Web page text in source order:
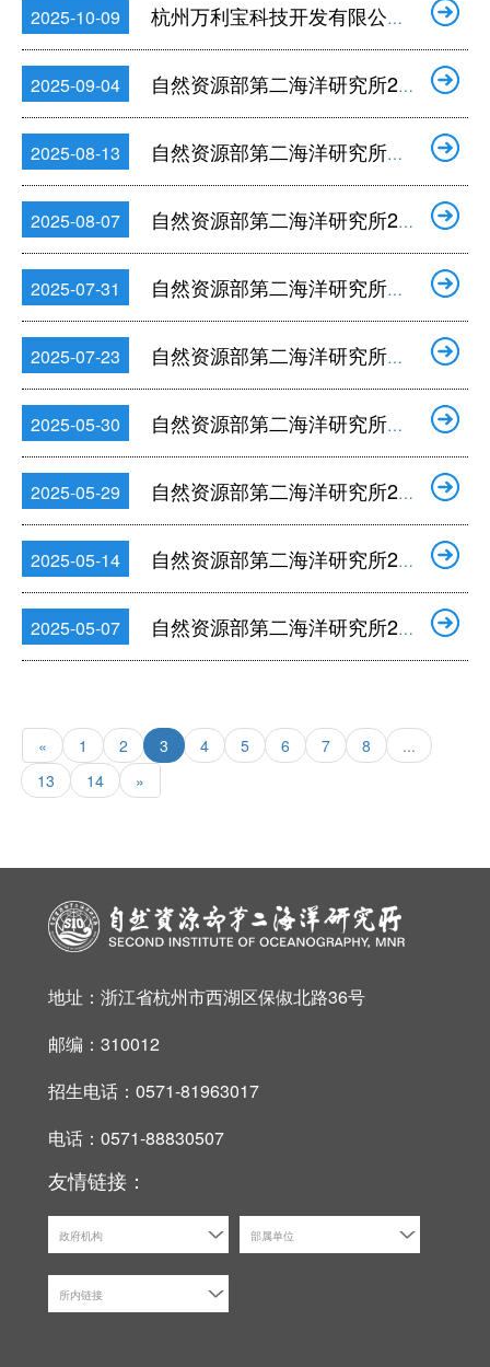
2025-10-09 杭州万利宝科技开发有限公司2025年度公开招聘特聘科研骨干公告
2025-09-04 自然资源部第二海洋研究所2026年接收推荐免试攻读硕士学位研究生公告
2025-08-13 自然资源部第二海洋研究所公开招聘编外工作人员公告（2025年度第二批）
2025-08-07 自然资源部第二海洋研究所2025年度公开招聘在职人员拟聘人员公示
2025-07-31 自然资源部第二海洋研究所申报2025年度海外优青项目（新增批次）
2025-07-23 自然资源部第二海洋研究所公开招聘编外工作人员公告（2025年度第一批）
2025-05-30 自然资源部第二海洋研究所公开招聘编外工作人员公告
2025-05-29 自然资源部第二海洋研究所2025年度公开招聘在职人员考察对象名单公告
2025-05-14 自然资源部第二海洋研究所2025年度公开招聘面试公告
2025-05-07 自然资源部第二海洋研究所2025年度公开招聘硕士及以下岗位面试人员名单公告
« 1 2 3 4 5 6 7 8
...
13
14 »
地址：浙江省杭州市西湖区保俶北路36号
邮编：310012
招生电话：0571-81963017
电话：0571-88830507
友情链接：
政府机构 部属单位
所内链接